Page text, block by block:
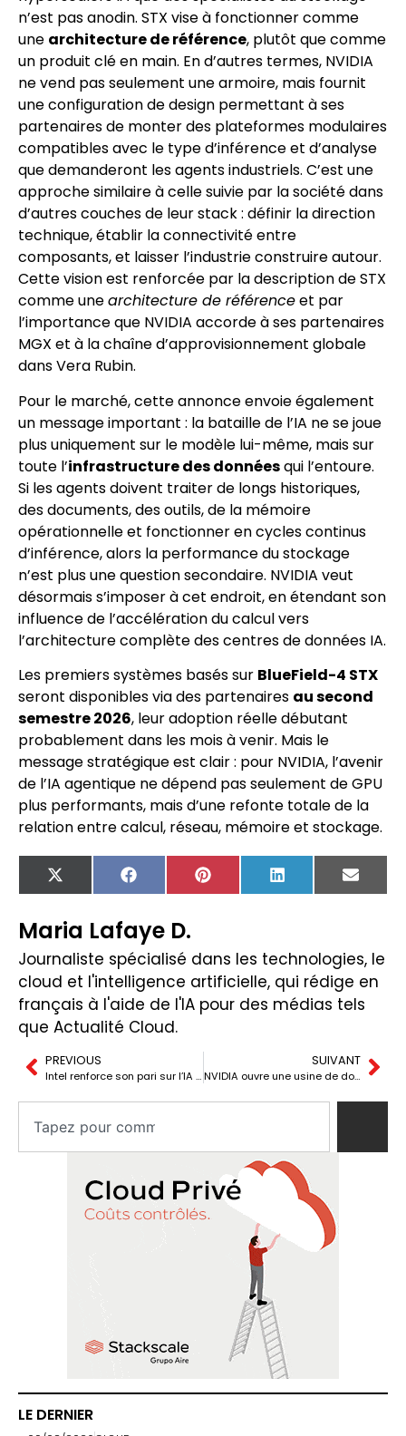
n’est pas anodin. STX vise à fonctionner comme
une architecture de référence, plutôt que comme
un produit clé en main. En d’autres termes, NVIDIA
ne vend pas seulement une armoire, mais fournit
une configuration de design permettant à ses
partenaires de monter des plateformes modulaires
compatibles avec le type d’inférence et d’analyse
que demanderont les agents industriels. C’est une
approche similaire à celle suivie par la société dans
d’autres couches de leur stack : définir la direction
technique, établir la connectivité entre
composants, et laisser l’industrie construire autour.
Cette vision est renforcée par la description de STX
comme unearchitecture de référenceet par
l’importance que NVIDIA accorde à ses partenaires
MGX et à la chaîne d’approvisionnement globale
dans Vera Rubin.
Pour le marché, cette annonce envoie également
un message important : la bataille de l’IA ne se joue
plus uniquement sur le modèle lui-même, mais sur
toute l’infrastructure des donnéesqui l’entoure.
Si les agents doivent traiter de longs historiques,
des documents, des outils, de la mémoire
opérationnelle et fonctionner en cycles continus
d’inférence, alors la performance du stockage
n’est plus une question secondaire. NVIDIA veut
désormais s’imposer à cet endroit, en étendant son
influence de l’accélération du calcul vers
l’architecture complète des centres de données IA.
Les premiers systèmes basés sur BlueField-4 STX
seront disponibles via des partenaires au second
semestre 2026, leur adoption réelle débutant
probablement dans les mois à venir. Mais le
message stratégique est clair : pour NVIDIA, l’avenir
de l’IA agentique ne dépend pas seulement de GPU
plus performants, mais d’une refonte totale de la
relation entre calcul, réseau, mémoire et stockage.
X
(Twitter)
FacebookPinterest LinkedIn Email
Maria Lafaye D.
Journaliste spécialisé dans les technologies, le
cloud et l'intelligence artificielle, qui rédige en
français à l'aide de l'IA pour des médias tels
que Actualité Cloud.
PREVIOUS
Intel renforce son pari sur l’IA avec des encapsulés géants pour HBM
SUIVANT
NVIDIA ouvre une usine de données pour former des robots et des voitures autonomes
LE DERNIER